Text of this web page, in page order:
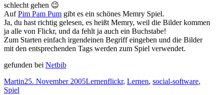
schlecht gehen 😉
AufPim Pam Pum gibt es ein schönes Memry Spiel.
Ja, du hast richtig gelesen, es heißt Memry, weil die Bilder kommen
ja alle von Flickr, und da fehlt ja auch ein Buchstabe!
Zum Starten einfach irgendeinen Begriff eingeben und die Bilder
mit den entsprechenden Tags werden zum Spiel verwendet.
gefunden bei Netbib
Autor
MartinVeröffentlicht
25. November 2005Kategorien
LernenSchlagwörter
flickr, Lernen, social-software,
Spiel